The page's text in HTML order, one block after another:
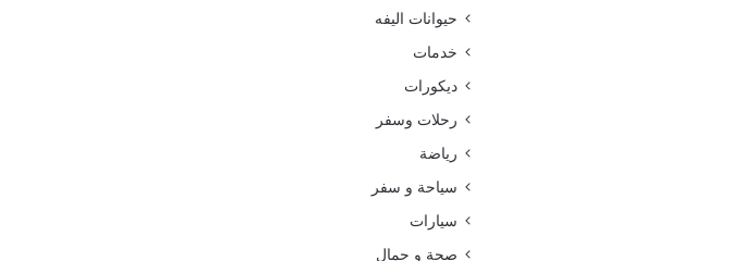
حيوانات اليفه
خدمات
ديكورات
رحلات وسفر
رياضة
سياحة و سفر
سيارات
صحة و جمال